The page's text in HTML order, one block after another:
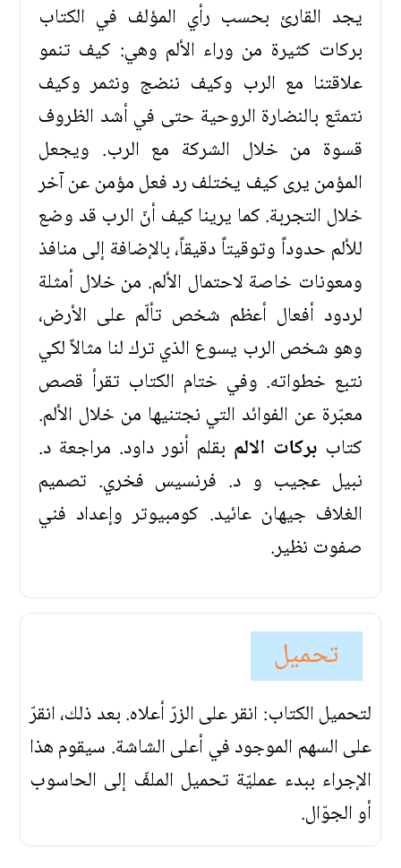
يجد القارئ بحسب رأي المؤلف في الكتاب
بركات كثيرة من وراء الألم وهي: كيف تنمو
علاقتنا مع الرب وكيف ننضج ونثمر وكيف
نتمتّع بالنضارة الروحية حتى في أشد الظروف
قسوة من خلال الشركة مع الرب. ويجعل
المؤمن يرى كيف يختلف رد فعل مؤمن عن آخر
خلال التجربة. كما يرينا كيف أنّ الرب قد وضع
للألم حدوداً وتوقيتاً دقيقاً، بالإضافة إلى منافذ
ومعونات خاصة لاحتمال الألم. من خلال أمثلة
لردود أفعال أعظم شخص تألّم على الأرض،
وهو شخص الرب يسوع الذي ترك لنا مثالاً لكي
نتبع خطواته. وفي ختام الكتاب تقرأ قصص
معبّرة عن الفوائد التي نجتنيها من خلال الألم.
كتاب بركات الالم بقلم أنور داود. مراجعة د.
نبيل عجيب و د. فرنسيس فخري. تصميم
الغلاف جيهان عائيد. كومبيوتر وإعداد فني
صفوت نظير.
تحميل
لتحميل الكتاب: انقر على الزرّ أعلاه. بعد ذلك، انقرّ
على السهم الموجود في أعلى الشاشة. سيقوم هذا
الإجراء ببدء عمليّة تحميل الملفّ إلى الحاسوب
أو الجوّال.